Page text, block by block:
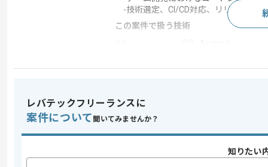
-技術選定、CI/CD対応、リリース作業
この案件で扱う技術
業務内容
特徴
レバテックフリーランスに
案件について 聞いてみませんか？
知りたい